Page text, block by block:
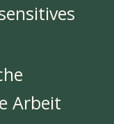
Arbeit